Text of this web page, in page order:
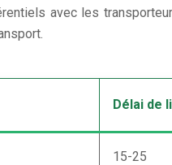
avec les
Délai de
15-25